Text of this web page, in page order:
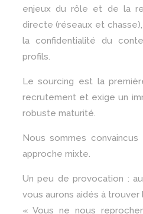
enjeux du rôle et de la
directe (réseaux et
la confidentialité du
profils.
Le sourcing est la
recrutement et exige un
robuste maturité.
Nous sommes convaincus
approche mixte.
Un peu de provocation :
vous aurons aidés à
« Vous ne nous